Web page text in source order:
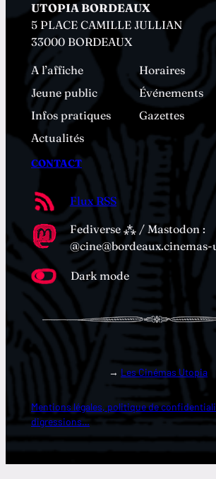
UTOPIA BORDEAUX
5 PLACE CAMILLE JULLIAN
33000 BORDEAUX
A l’affiche
Horaires
Jeune public
Événements
Infos pratiques
Gazettes
Actualités
CONTACT
Flux RSS
Fediverse ⁂ / Mastodon :
Dark mode
→ Les Cinémas Utopia
Mentions légales, politique de
digressions…